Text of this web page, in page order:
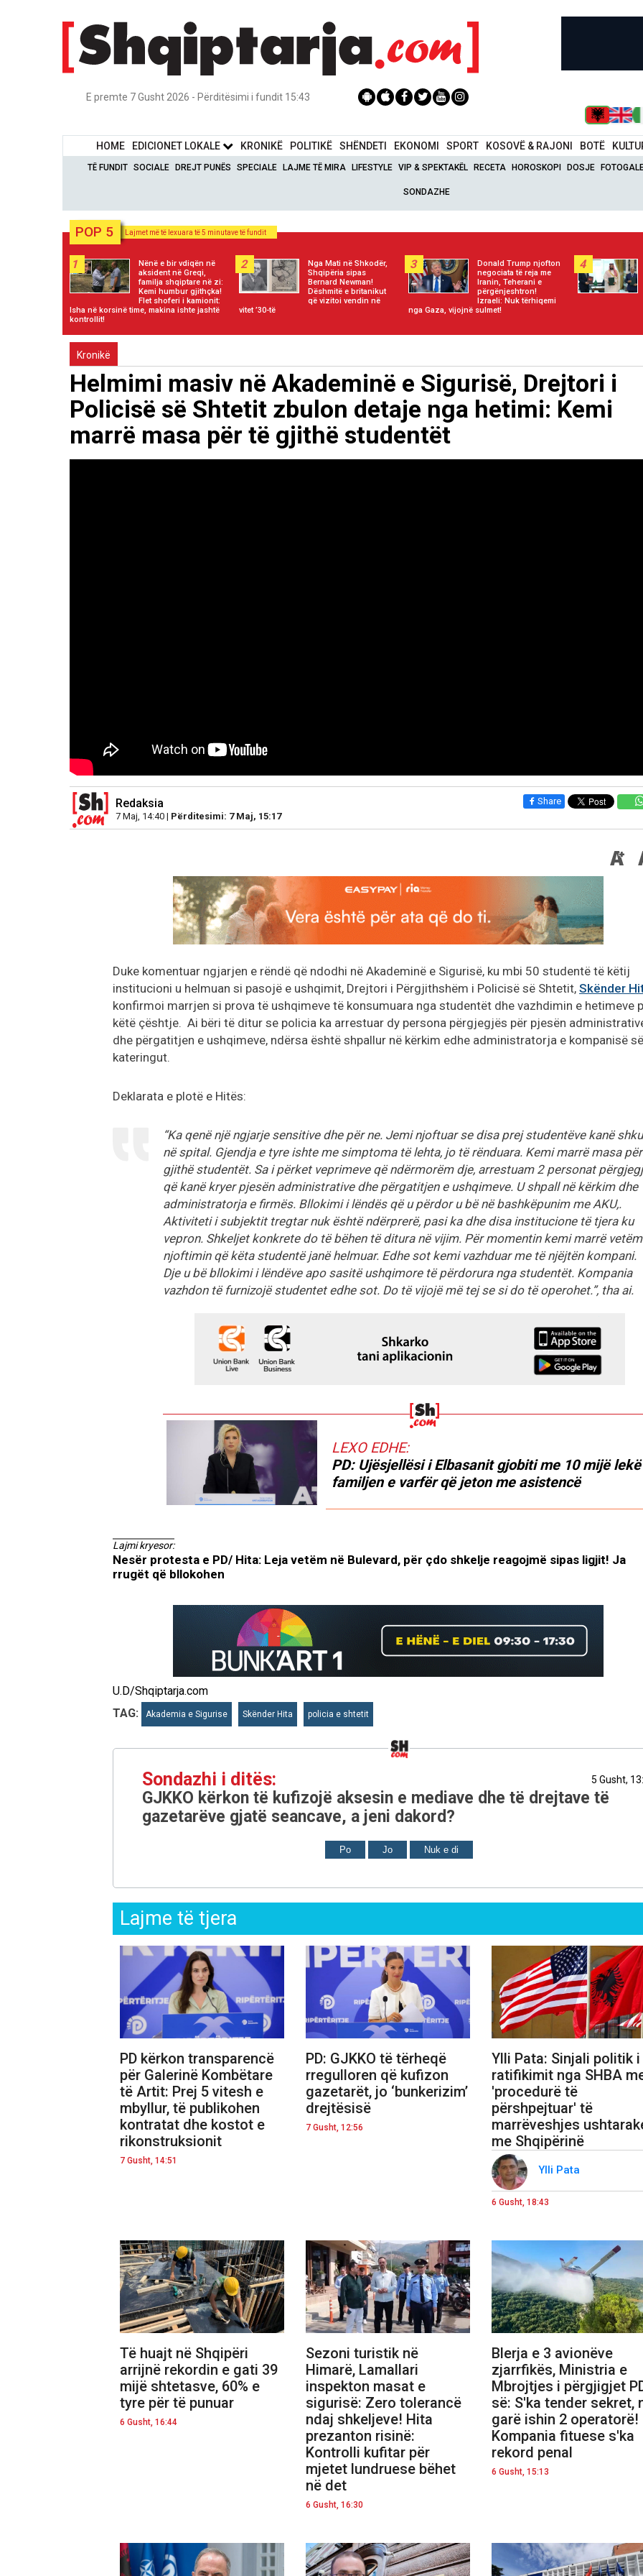
E premte 7 Gusht 2026 - Përditësimi i fundit 15:43
HOME EDICIONET LOKALE KRONIKË POLITIKË SHËNDETI EKONOMI SPORT KOSOVË & RAJONI BOTË
TË FUNDIT SOCIALE DREJT PUNËS SPECIALE LAJME TË MIRA LIFESTYLE VIP & SPEKTAKËL RECETA HOROSKOPI DOSJE
SONDAZHE
POP 5 Lajmet më të lexuara të 5 minutave të fundit
1
Nënë e bir vdiqën në
aksident në Greqi,
familja shqiptare në zi:
Kemi humbur gjithçka!
Flet shoferi i kamionit:
Isha në korsinë time, makina ishte jashtë
kontrollit!
2
Nga Mati në Shkodër,
Shqipëria sipas
Bernard Newman!
Dëshmitë e britanikut
që vizitoi vendin në
vitet ’30-të
3
Donald Trump njofton
negociata të reja me
Iranin, Teherani e
përgënjeshtron!
Izraeli: Nuk tërhiqemi
nga Gaza, vijojnë sulmet!
4
Kronikë
Helmimi masiv në Akademinë e Sigurisë, Drejtori i
Policisë së Shtetit zbulon detaje nga hetimi: Kemi
marrë masa për të gjithë studentët
Redaksia
7 Maj, 14:40 | Përditesimi: 7 Maj, 15:17
Share
Duke komentuar ngjarjen e rëndë që ndodhi në Akademinë e Sigurisë, ku mbi 50 studentë të këtij
institucioni u helmuan si pasojë e ushqimit, Drejtori i Përgjithshëm i Policisë së Shtetit, Skënder
konfirmoi marrjen si prova të ushqimeve të konsumuara nga studentët dhe vazhdimin e hetimeve
këtë çështje. Ai bëri të ditur se policia ka arrestuar dy persona përgjegjës për pjesën
dhe përgatitjen e ushqimeve, ndërsa është shpallur në kërkim edhe administratorja e kompanisë së
kateringut.
Deklarata e plotë e Hitës:
“Ka qenë një ngjarje sensitive dhe për ne. Jemi njoftuar se disa prej studentëve kanë
në spital. Gjendja e tyre ishte me simptoma të lehta, jo të rënduara. Kemi marrë masa
gjithë studentët. Sa i përket veprimeve që ndërmorëm dje, arrestuam 2 personat
që kanë kryer pjesën administrative dhe përgatitjen e ushqimeve. U shpall në kërkim dhe
administratorja e firmës. Bllokimi i lëndës që u përdor u bë në bashkëpunim me AKU,.
Aktiviteti i subjektit tregtar nuk është ndërprerë, pasi ka dhe disa institucione të tjera ku
vepron. Shkeljet konkrete do të bëhen të ditura në vijim. Për momentin kemi marrë vetëm
njoftimin që këta studentë janë helmuar. Edhe sot kemi vazhduar me të njëjtën kompani.
Dje u bë bllokimi i lëndëve apo sasitë ushqimore të përdorura nga studentët. Kompania
vazhdon të furnizojë studentet edhe sot. Do të vijojë më tej se si do të operohet.”, tha ai.
LEXO EDHE:
PD: Ujësjellësi i Elbasanit gjobiti me 10 mijë lekë
familjen e varfër që jeton me asistencë
Lajmi kryesor:
Nesër protesta e PD/ Hita: Leja vetëm në Bulevard, për çdo shkelje reagojmë sipas ligjit! Ja
rrugët që bllokohen
U.D/Shqiptarja.com
TAG:
Akademia e Sigurise Skënder Hita policia e shtetit
Sondazhi i ditës: 5 Gusht,
GJKKO kërkon të kufizojë aksesin e mediave dhe të drejtave të
gazetarëve gjatë seancave, a jeni dakord?
Po Jo Nuk e di
Lajme të tjera
PD kërkon transparencë
për Galerinë Kombëtare
të Artit: Prej 5 vitesh e
mbyllur, të publikohen
kontratat dhe kostot e
rikonstruksionit
7 Gusht, 14:51
PD: GJKKO të tërheqë
rregulloren që kufizon
gazetarët, jo ‘bunkerizim’
drejtësisë
7 Gusht, 12:56
Ylli Pata: Sinjali politik i
ratifikimit nga SHBA
'procedurë të
përshpejtuar' të
marrëveshjes
me Shqipërinë
Ylli Pata
6 Gusht, 18:43
Të huajt në Shqipëri
arrijnë rekordin e gati 39
mijë shtetasve, 60% e
tyre për të punuar
6 Gusht, 16:44
Sezoni turistik në
Himarë, Lamallari
inspekton masat e
sigurisë: Zero tolerancë
ndaj shkeljeve! Hita
prezanton risinë:
Kontrolli kufitar për
mjetet lundruese bëhet
në det
6 Gusht, 16:30
Blerja e 3 avionëve
zjarrfikës, Ministria e
Mbrojtjes i përgjigjet
së: S'ka tender sekret,
garë ishin 2 operatorë!
Kompania fituese s'ka
rekord penal
6 Gusht, 15:13